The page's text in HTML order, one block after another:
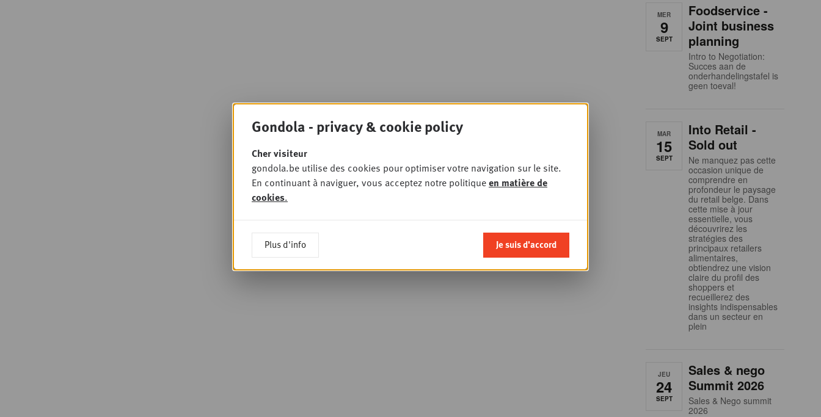
MER
9
SEPT
Foodservice -
Joint business
planning
Intro to Negotiation:
Succes aan de
onderhandelingstafel is
geen toeval!
MAR
15
SEPT
Into Retail -
Sold out
Ne manquez pas cette
occasion unique de
comprendre en
profondeur le paysage
du retail belge. Dans
cette mise à jour
essentielle, vous
découvrirez les
stratégies des
principaux retailers
alimentaires,
obtiendrez une vision
claire du profil des
shoppers et
recueillerez des
insights indispensables
dans un secteur en
plein
JEU
24
SEPT
Sales & nego
Summit 2026
Sales & Nego summit
2026
Gondola - privacy & cookie policy
Cher visiteur
gondola.be utilise des cookies pour optimiser votre navigation sur le site.
En continuant à naviguer, vous acceptez notre politiqueen matière de
cookies.
Plus d'info Je suis d'accord